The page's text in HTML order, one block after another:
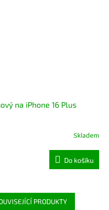
na iPhone 16 Plus
Skladem
Do košíku
PRODUKTY